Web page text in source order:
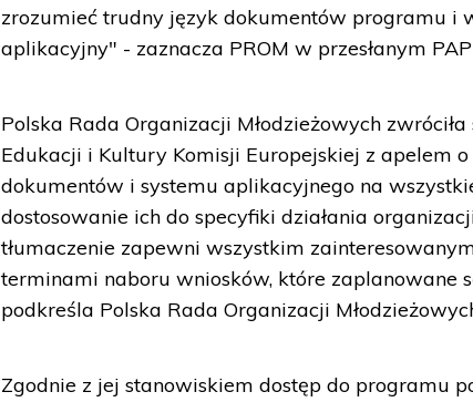
zrozumieć trudny język dokumentów programu i
aplikacyjny" - zaznacza PROM w przesłanym
Polska Rada Organizacji Młodzieżowych
Edukacji i Kultury Komisji Europejskiej z apelem o
dokumentów i systemu aplikacyjnego na
dostosowanie ich do specyfiki działania
tłumaczenie zapewni wszystkim
terminami naboru wniosków, które zaplanowane
podkreśla Polska Rada Organizacji
Zgodnie z jej stanowiskiem dostęp do programu